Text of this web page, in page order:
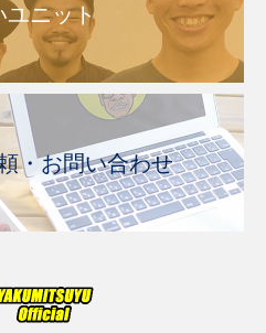
ユニット
・お問い合わせ